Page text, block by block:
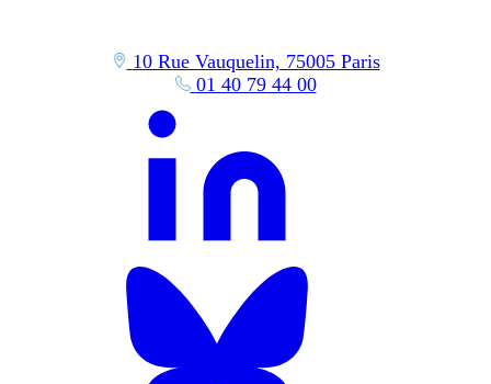
10 Rue Vauquelin, 75005 Paris
01 40 79 44 00